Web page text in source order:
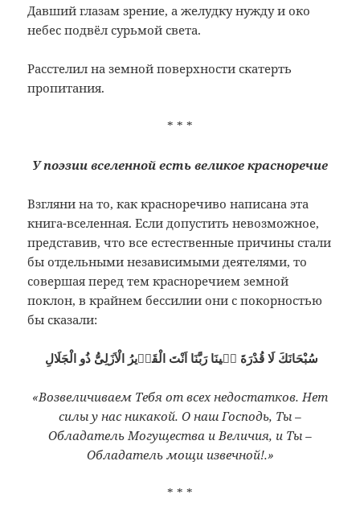
Давший глазам зрение, а желудку нужду и око
небес подвёл сурьмой света.
Расстелил на земной поверхности скатерть
пропитания.
* * *
У поэзии вселенной есть великое красноречие
Взгляни на то, как красноречиво написана эта
книга-вселенная. Если допустить невозможное,
представив, что все естественные причины стали
бы отдельными независимыми деятелями, то
совершая перед тем красноречием земной
поклон, в крайнем бессилии они с покорностью
бы сказали:
سُبْحَانَكَ لَا قُدْرَةَ فٖينَا رَبَّنَا اَنْتَ الْقَدٖيرُ الْاَزَلِىُّ ذُو الْجَلَالِ
«Возвеличиваем Тебя от всех недостатков. Нет
силы у нас никакой. О наш Господь, Ты –
Обладатель Могущества и Величия, и Ты –
Обладатель мощи извечной!.»
* * *